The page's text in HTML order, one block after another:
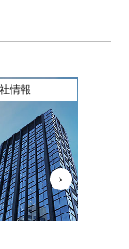
情報